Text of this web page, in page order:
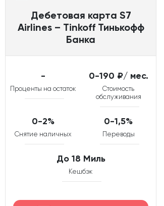
Дебетовая карта S7
Airlines – Tinkoff Тинькофф
Банка
-
Проценты на остаток
0-190 ₽/ мес.
Стоимость
обслуживания
0-2%
Снятие наличных
0-1,5%
Переводы
До 18 Миль
Кешбэк